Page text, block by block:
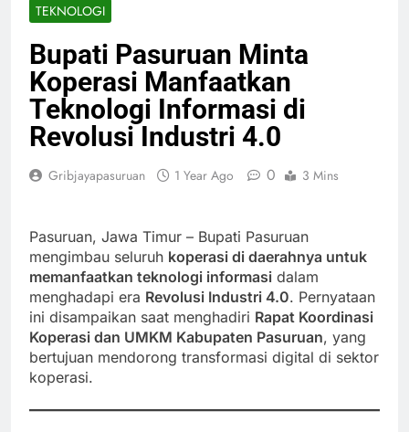
TEKNOLOGI
Bupati Pasuruan Minta
Koperasi Manfaatkan
Teknologi Informasi di
Revolusi Industri 4.0
Gribjayapasuruan 1 Year Ago 0 3 Mins
Pasuruan, Jawa Timur – Bupati Pasuruan
mengimbau seluruh koperasi di daerahnya untuk
memanfaatkan teknologi informasi dalam
menghadapi era Revolusi Industri 4.0. Pernyataan
ini disampaikan saat menghadiri Rapat Koordinasi
Koperasi dan UMKM Kabupaten Pasuruan, yang
bertujuan mendorong transformasi digital di sektor
koperasi.